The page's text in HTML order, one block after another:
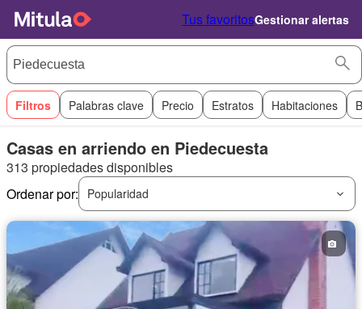
Tus favoritosGestionar alertas
Filtros Palabras clave Precio Estratos Habitaciones
Casas en arriendo en Piedecuesta
313 propiedades disponibles
Ordenar por:
Popularidad